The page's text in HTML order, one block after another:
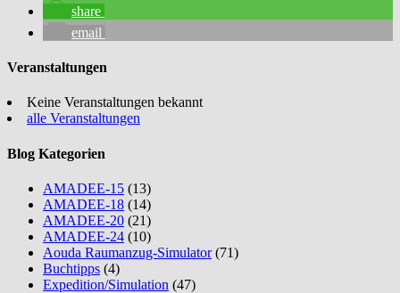
share
email
Veranstaltungen
Keine Veranstaltungen bekannt
alle Veranstaltungen
Blog Kategorien
AMADEE-15 (13)
AMADEE-18 (14)
AMADEE-20 (21)
AMADEE-24 (10)
Aouda Raumanzug-Simulator(71)
Buchtipps (4)
Expedition/Simulation (47)